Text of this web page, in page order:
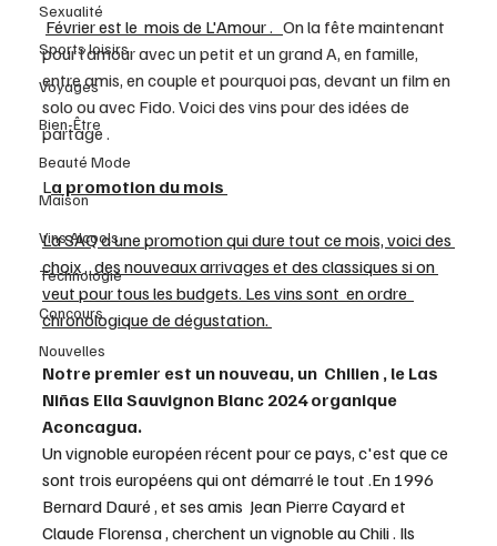
Sexualité
Sports loisirs
Voyages
Bien-Être
Beauté Mode
Maison
Vins Alcools
Technologie
Concours
Nouvelles
Février est le  mois de L'Amour . On la fête maintenant
pour l’amour avec un petit et un grand A, en famille,
entre amis, en couple et pourquoi pas, devant un film en
solo ou avec Fido. Voici des vins pour des idées de
partage .
La promotion du mois
La SAQ a une promotion qui dure tout ce mois, voici des
choix ,  des nouveaux arrivages et des classiques si on
veut pour tous les budgets. Les vins sont  en ordre
chronologique de dégustation.
Notre premier est un nouveau, un  Chilien , le Las
Niñas Ella Sauvignon Blanc 2024 organique
Aconcagua.
Un vignoble européen récent pour ce pays, c'est que ce
sont trois européens qui ont démarré le tout .En 1996
Bernard Dauré , et ses amis  Jean Pierre Cayard et
Claude Florensa , cherchent un vignoble au Chili . Ils